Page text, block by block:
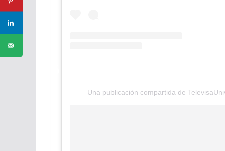
Una publicación compartida de